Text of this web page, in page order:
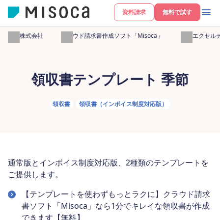
無料で試す
資料請求
弥生株式会社 クラウド請求書作成ソフト「Misoca」 無料エクセ
領収書テンプレート 季節
領収書 領収書（インボイス制度対応版）
通常版とインボイス制度対応版、2種類のテンプレートを
ご提供します。
【テンプレートを使わずもっとラクに】クラウド請求
書ソフト「Misoca」なら1分でキレイな領収書が作成
できます【無料】